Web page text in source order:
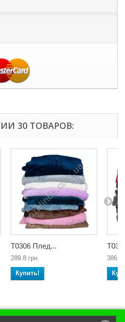
30 ТОВАРОВ:
Т0306 Плед...
289.8 грн.
Купить!
386.4